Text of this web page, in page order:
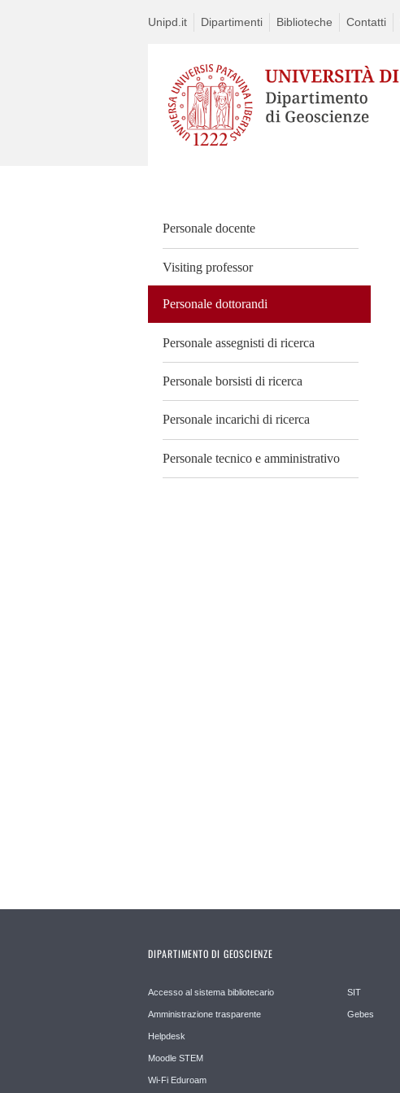
Unipd.it Dipartimenti Biblioteche Contatti
Personale docente
Visiting professor
Personale dottorandi
Personale assegnisti di ricerca
Personale borsisti di ricerca
Personale incarichi di ricerca
Personale tecnico e amministrativo
DIPARTIMENTO DI GEOSCIENZE
Accesso al sistema bibliotecario
Amministrazione trasparente
Helpdesk
Moodle STEM
Wi-Fi Eduroam
SIT
Gebes